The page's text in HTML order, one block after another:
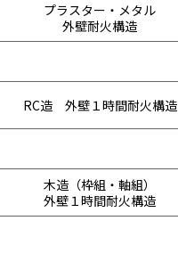
プラスター・メタル
外壁耐火構造
RC造 外壁１時間耐火構造
木造（枠組・軸組）
外壁１時間耐火構造